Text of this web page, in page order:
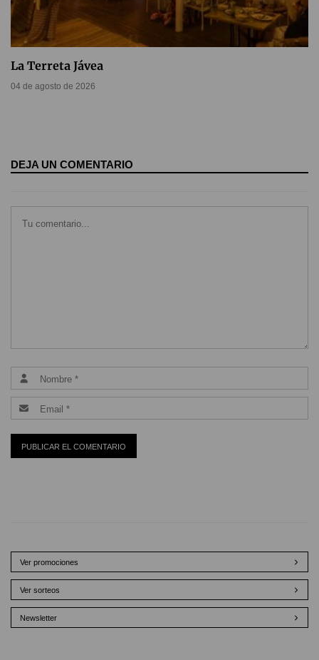
La Terreta Jávea
04 de agosto de 2026
DEJA UN COMENTARIO
Ver promociones
Ver sorteos
Newsletter